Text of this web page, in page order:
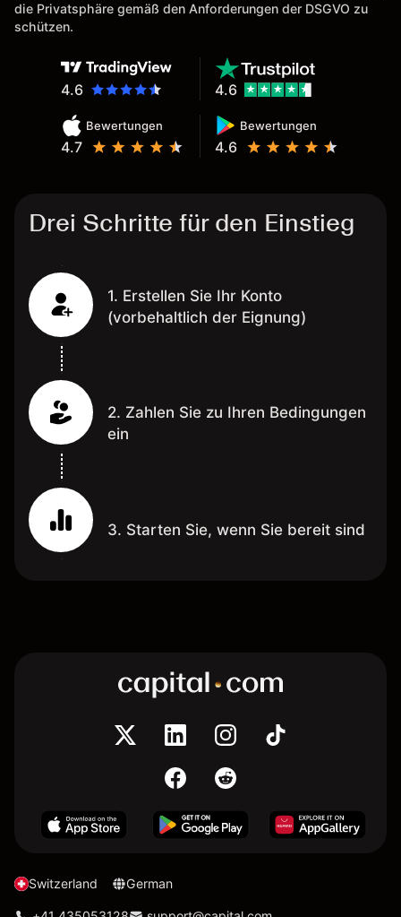
die Privatsphäre gemäß den Anforderungen der DSGVO zu
schützen.
4.6
Bewertungen
4.7
Bewertungen
4.6
4.6
Drei Schritte für den Einstieg
1. Erstellen Sie Ihr Konto
(vorbehaltlich der Eignung)
2. Zahlen Sie zu Ihren Bedingungen
ein
3. Starten Sie, wenn Sie bereit sind
Switzerland German